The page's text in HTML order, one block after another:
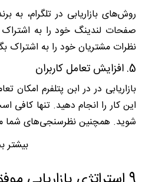
روش‌های بازاریابی در تلگرام،
صفحات لندینگ خود را به اشتراک
نظرات مشتریان خود را به اشتراک
5. افزایش تعامل کاربران
بازاریابی در در ابن پتلفرم
این کار را انجام دهید. تنها
شوید. همچنین نظرسنجی‌های شما
بیشتر